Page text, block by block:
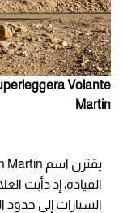
Martin
القيادة، إذ دأبت
السيارات إلى حدود